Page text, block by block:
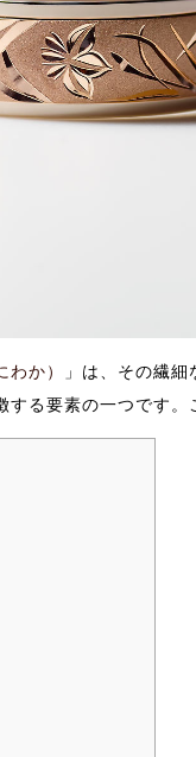
わか） 」は、その繊
る要素の一つです